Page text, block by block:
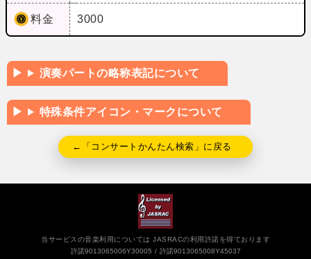
料金 3000
演奏パートの略称表記について
特殊条件アイコン・マークについて
←「コンサートかんたん検索」に戻る
当サービスの音楽利用については JASRACの利用許諾を得ております
許諾9013065006Y30005
許諾9013065008Y45037